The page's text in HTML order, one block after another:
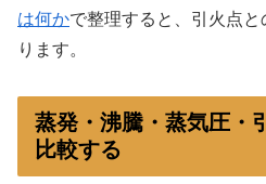
は何かで整理すると、引火点
ります。
蒸発・沸騰・蒸気圧・
比較する